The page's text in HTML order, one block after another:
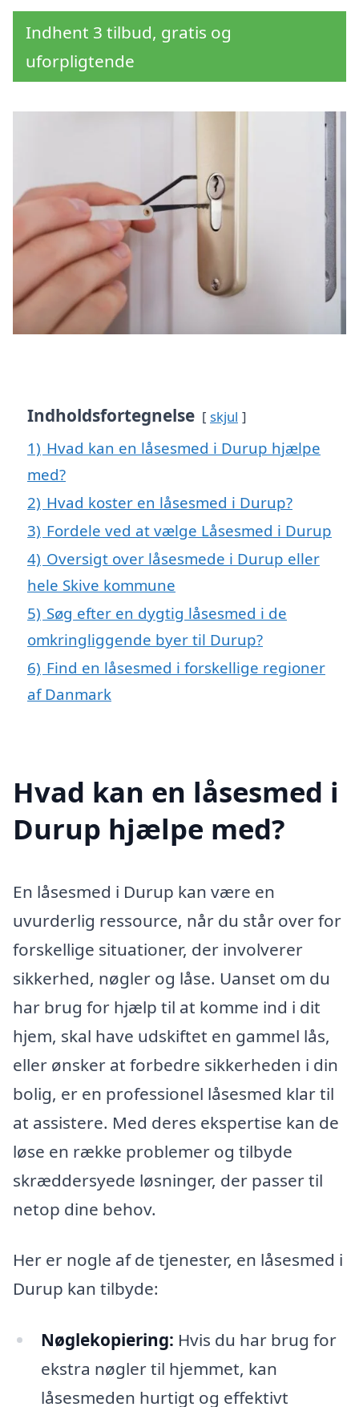
Indhent 3 tilbud, gratis og
uforpligtende
Indholdsfortegnelse skjul
1) Hvad kan en låsesmed i Durup hjælpe
med?
2) Hvad koster en låsesmed i Durup?
3) Fordele ved at vælge Låsesmed i Durup
4) Oversigt over låsesmede i Durup eller
hele Skive kommune
5) Søg efter en dygtig låsesmed i de
omkringliggende byer til Durup?
6) Find en låsesmed i forskellige regioner
af Danmark
Hvad kan en låsesmed i
Durup hjælpe med?
En låsesmed i Durup kan være en
uvurderlig ressource, når du står over for
forskellige situationer, der involverer
sikkerhed, nøgler og låse. Uanset om du
har brug for hjælp til at komme ind i dit
hjem, skal have udskiftet en gammel lås,
eller ønsker at forbedre sikkerheden i din
bolig, er en professionel låsesmed klar til
at assistere. Med deres ekspertise kan de
løse en række problemer og tilbyde
skræddersyede løsninger, der passer til
netop dine behov.
Her er nogle af de tjenester, en låsesmed i
Durup kan tilbyde:
Nøglekopiering: Hvis du har brug for
ekstra nøgler til hjemmet, kan
låsesmeden hurtigt og effektivt